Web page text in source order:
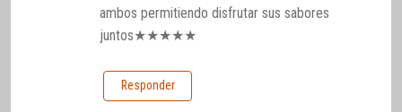
ambos permitiendo disfrutar sus sabores
juntos★★★★★
Responder